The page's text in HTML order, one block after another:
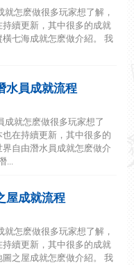
怎麽做很多玩家想了解，
續更新，其中很多的成就
七海成就怎麽做介紹。 我
水員成就流程
成就怎麽做很多玩家想了
在持續更新，其中很多的
自由潛水員成就怎麽做介
屋成就流程
怎麽做很多玩家想了解，
續更新，其中很多的成就
之屋成就怎麽做介紹。 我